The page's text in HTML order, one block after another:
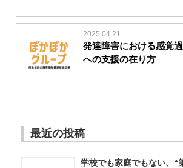
2025.04.21
発達障害における感覚
への支援の在り方
最近の投稿
学校でも家庭でもない、“